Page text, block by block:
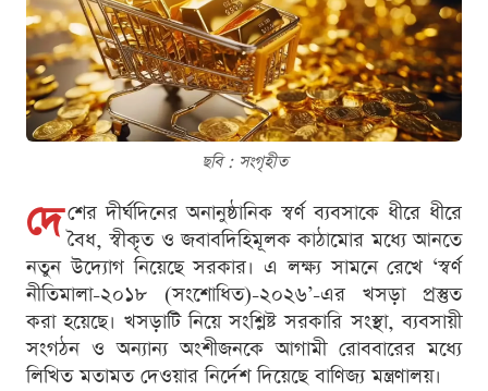
ছবি : সংগৃহীত
দে শের দীর্ঘদিনের অনানুষ্ঠানিক স্বর্ণ ব্যবসাকে ধীরে ধীরে
বৈধ, স্বীকৃত ও জবাবদিহিমূলক কাঠামোর মধ্যে আনতে
নতুন উদ্যোগ নিয়েছে সরকার। এ লক্ষ্য সামনে রেখে ‘স্বর্ণ
নীতিমালা-২০১৮ (সংশোধিত)-২০২৬’-এর খসড়া প্রস্তুত
করা হয়েছে। খসড়াটি নিয়ে সংশ্লিষ্ট সরকারি সংস্থা, ব্যবসায়ী
সংগঠন ও অন্যান্য অংশীজনকে আগামী রোববারের মধ্যে
লিখিত মতামত দেওয়ার নির্দেশ দিয়েছে বাণিজ্য মন্ত্রণালয়।